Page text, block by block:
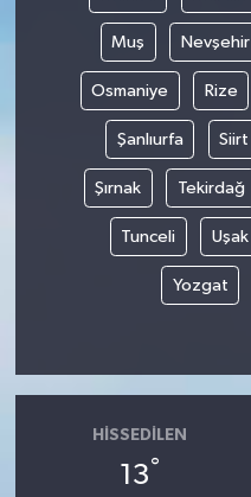
Muş Nevşehir
Osmaniye Rize
Şanlıurfa Siirt
Şırnak Tekirdağ
Tunceli Uşak
Yozgat
HISSEDILEN
13°